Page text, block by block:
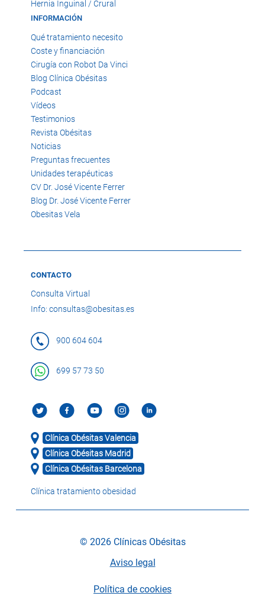
Hernia Inguinal / Crural
INFORMACIÓN
Qué tratamiento necesito
Coste y financiación
Cirugía con Robot Da Vinci
Blog Clínica Obésitas
Podcast
Vídeos
Testimonios
Revista Obésitas
Noticias
Preguntas frecuentes
Unidades terapéuticas
CV Dr. José Vicente Ferrer
Blog Dr. José Vicente Ferrer
Obesitas Vela
CONTACTO
Consulta Virtual
Info: consultas@obesitas.es
900 604 604
699 57 73 50
Clínica Obésitas Valencia
Clínica Obésitas Madrid
Clínica Obésitas Barcelona
Clínica tratamiento obesidad
© 2026 Clínicas Obésitas
Aviso legal
Política de cookies